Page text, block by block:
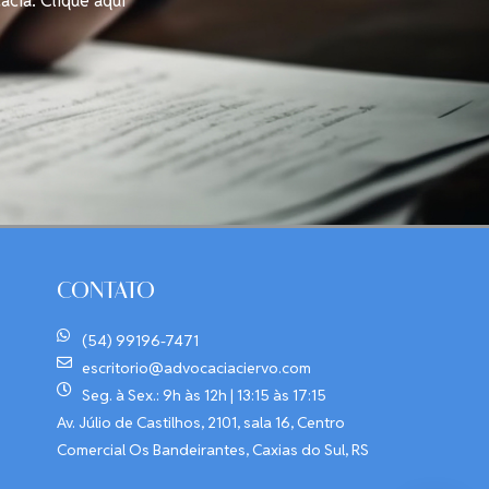
CONTATO
(54) 99196-7471
escritorio@advocaciaciervo.com
Seg. à Sex.: 9h às 12h | 13:15 às 17:15
Av. Júlio de Castilhos, 2101, sala 16, Centro
Comercial Os Bandeirantes, Caxias do Sul, RS